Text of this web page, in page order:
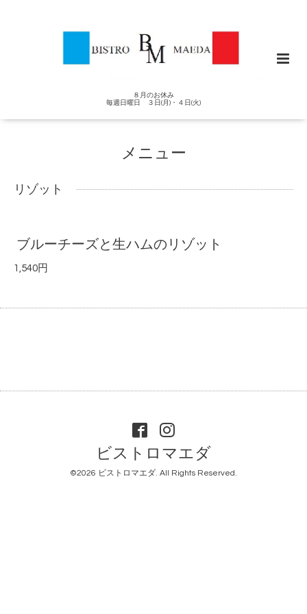
８月のお休み
毎週日曜日 ３日(月)・４日(火)
メニュー
リゾット
ブルーチーズと生ハムのリゾット
1,540円
ビストロマエダ
©2026 ビストロマエダ. All Rights Reserved.